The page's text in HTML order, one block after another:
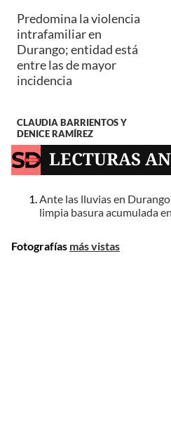
Predomina la violencia
intrafamiliar en
Durango; entidad está
entre las de mayor
incidencia
CLAUDIA BARRIENTOS Y
DENICE RAMÍREZ
LECTURAS
Ante las lluvias en
limpia basura acumulada
Fotografías más vistas